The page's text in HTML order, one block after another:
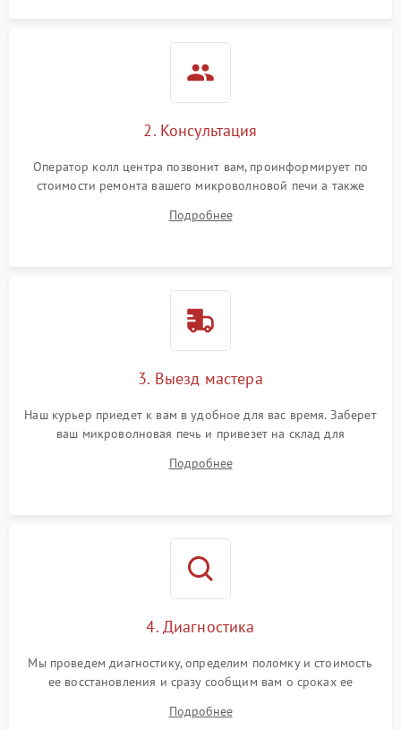
2. Консультация
Оператор колл центра позвонит вам, проинформирует по
стоимости ремонта вашего микроволновой печи а также
Подробнее
3. Выезд мастера
Наш курьер приедет к вам в удобное для вас время. Заберет
ваш микроволновая печь и привезет на склад для
Подробнее
4. Диагностика
Мы проведем диагностику, определим поломку и стоимость
ее восстановления и сразу сообщим вам о сроках ее
Подробнее